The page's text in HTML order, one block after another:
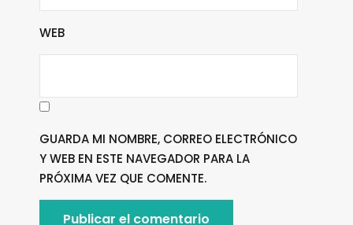
WEB
GUARDA MI NOMBRE, CORREO ELECTRÓNICO
Y WEB EN ESTE NAVEGADOR PARA LA
PRÓXIMA VEZ QUE COMENTE.